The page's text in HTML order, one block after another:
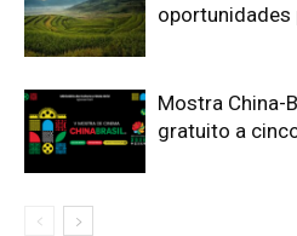
oportunidades
Mostra China-
gratuito a